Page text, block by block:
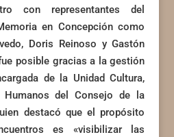
con representantes del
en Concepción como
Doris Reinoso y Gastón
posible gracias a la gestión
de la Unidad Cultura,
Humanos del Consejo de la
destacó que el propósito
es «visibilizar las